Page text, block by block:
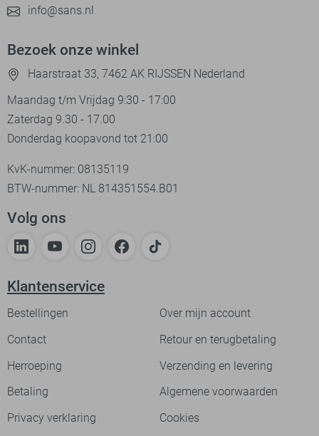
info@sans.nl
Bezoek onze winkel
Haarstraat 33, 7462 AK RIJSSEN Nederland
Maandag t/m Vrijdag 9:30 - 17:00
Zaterdag 9.30 - 17.00
Donderdag koopavond tot 21:00
KvK-nummer: 08135119
BTW-nummer: NL 814351554.B01
Volg ons
Klantenservice
Bestellingen
Over mijn account
Contact
Retour en terugbetaling
Herroeping
Verzending en levering
Betaling
Algemene voorwaarden
Privacy verklaring
Cookies